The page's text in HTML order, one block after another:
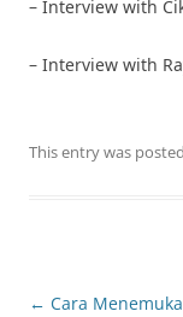
– Interview with
– Interview with
This entry was
Post
← Cara